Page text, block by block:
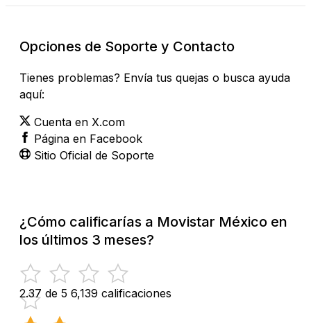
Opciones de Soporte y Contacto
Tienes problemas? Envía tus quejas o busca ayuda
aquí:
Cuenta en X.com
Página en Facebook
Sitio Oficial de Soporte
¿Cómo calificarías a Movistar México en
los últimos 3 meses?
2.37 de 5 6,139 calificaciones